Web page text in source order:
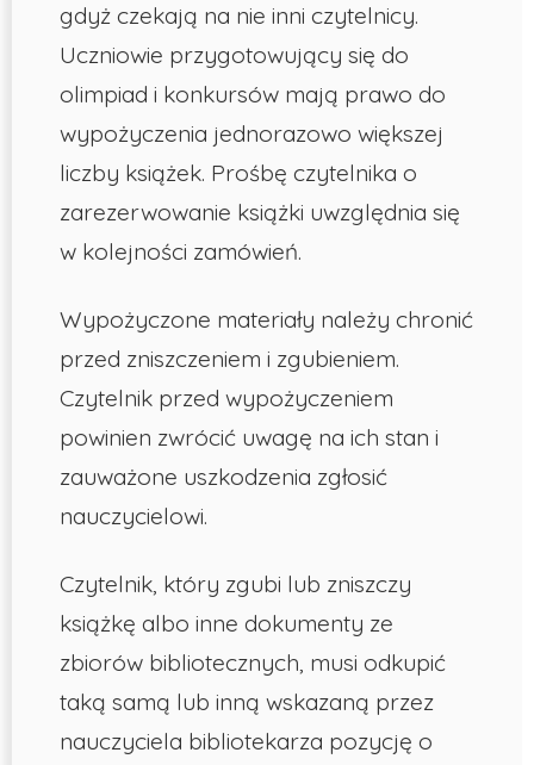
gdyż czekają na nie inni czytelnicy.
Uczniowie przygotowujący się do
olimpiad i konkursów mają prawo do
wypożyczenia jednorazowo większej
liczby książek. Prośbę czytelnika o
zarezerwowanie książki uwzględnia się
w kolejności zamówień.
Wypożyczone materiały należy chronić
przed zniszczeniem i zgubieniem.
Czytelnik przed wypożyczeniem
powinien zwrócić uwagę na ich stan i
zauważone uszkodzenia zgłosić
nauczycielowi.
Czytelnik, który zgubi lub zniszczy
książkę albo inne dokumenty ze
zbiorów bibliotecznych, musi odkupić
taką samą lub inną wskazaną przez
nauczyciela bibliotekarza pozycję o